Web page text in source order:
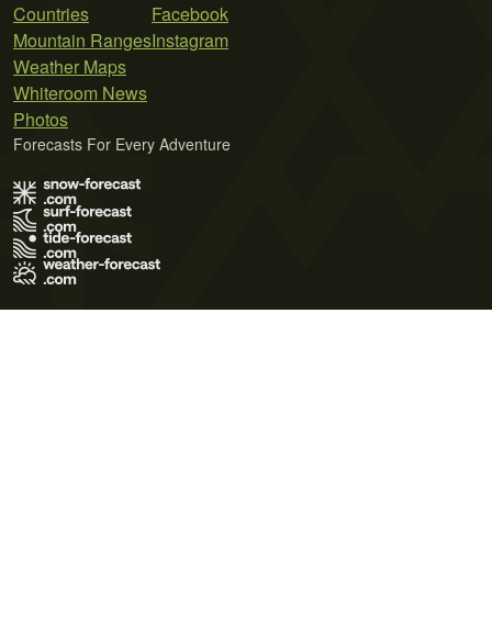
Countries
Mountain Ranges
Weather Maps
Whiteroom News
Photos
Facebook
Instagram
Forecasts For Every Adventure